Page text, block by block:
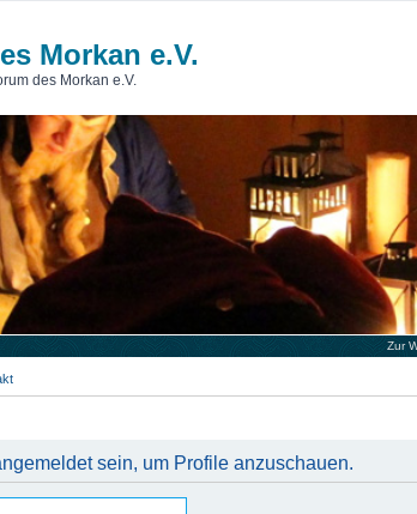
Morkan e.V.
des Morkan e.V.
Zur
sein, um Profile anzuschauen.